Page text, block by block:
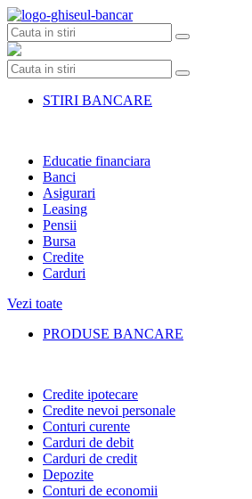
Skip
to
content
STIRI BANCARE
Educatie financiara
Banci
Asigurari
Leasing
Pensii
Bursa
Credite
Carduri
Vezi toate
PRODUSE BANCARE
Credite ipotecare
Credite nevoi personale
Conturi curente
Carduri de debit
Carduri de credit
Depozite
Conturi de economii